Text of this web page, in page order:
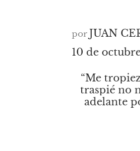
por JUAN
10 de
“Me
traspié no
adelante